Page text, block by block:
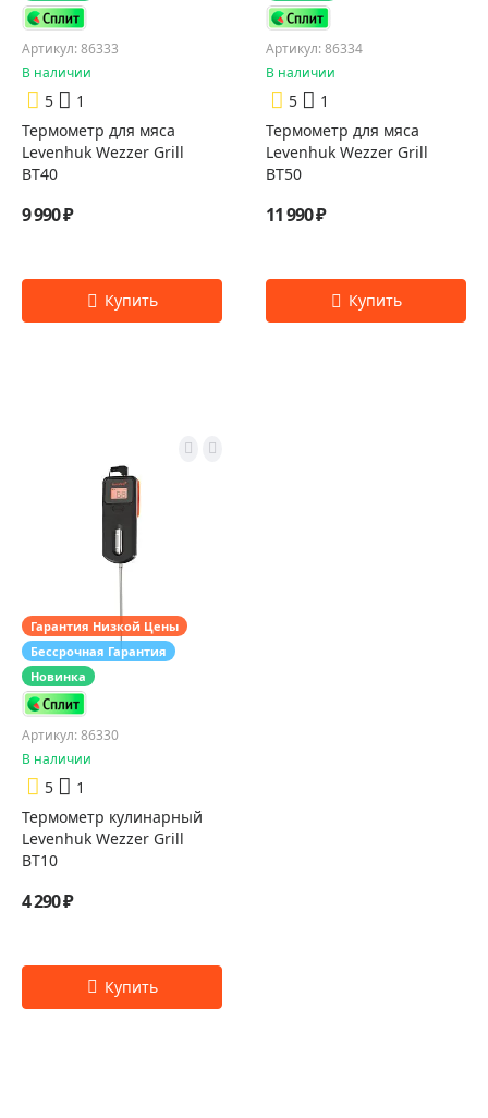
Артикул: 86333
В наличии
5
1
Термометр для мяса
Levenhuk Wezzer Grill
BT40
9 990 ₽
Артикул: 86334
В наличии
5
1
Термометр для мяса
Levenhuk Wezzer Grill
BT50
11 990 ₽
Гарантия Низкой Цены
Бессрочная Гарантия
Новинка
Артикул: 86330
В наличии
5
1
Термометр кулинарный
Levenhuk Wezzer Grill
BT10
4 290 ₽